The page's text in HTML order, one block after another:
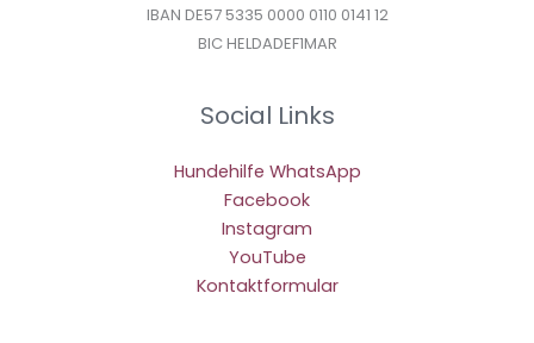
IBAN DE57 5335 0000 0110 0141 12
BIC HELDADEF1MAR
Social Links
Hundehilfe WhatsApp
Facebook
Instagram
YouTube
Kontaktformular